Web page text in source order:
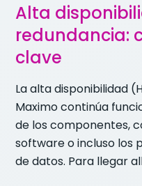
Alta
redundancia:
clave
La alta disponibilidad
Maximo continúa
de los componentes,
software o incluso los
de datos. Para llegar